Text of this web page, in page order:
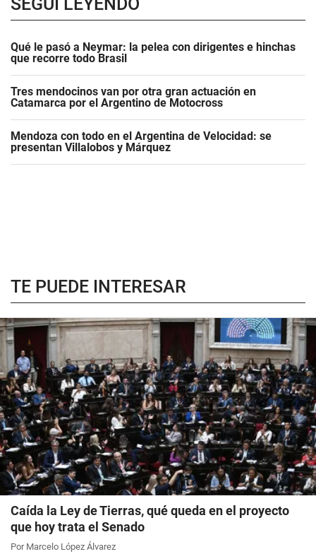
Qué le pasó a Neymar: la pelea con dirigentes e hinchas
que recorre todo Brasil
Tres mendocinos van por otra gran actuación en
Catamarca por el Argentino de Motocross
Mendoza con todo en el Argentina de Velocidad: se
presentan Villalobos y Márquez
TE PUEDE INTERESAR
Caída la Ley de Tierras, qué queda en el proyecto
que hoy trata el Senado
Por Marcelo López Álvarez